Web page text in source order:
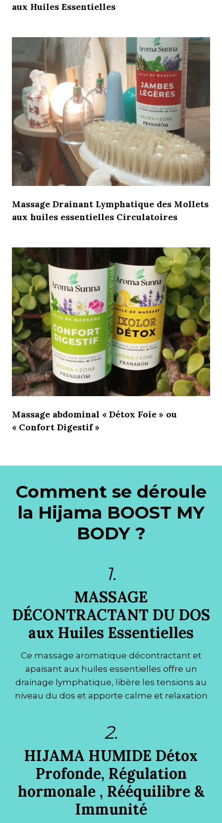
aux Huiles Essentielles
Massage Drainant Lymphatique des Mollets
aux huiles essentielles Circulatoires
Massage abdominal « Détox Foie » ou
« Confort Digestif »
Comment se déroule
la Hijama BOOST MY
BODY ?
1.
MASSAGE
DÉCONTRACTANT DU DOS
aux Huiles Essentielles
Ce massage aromatique décontractant et
apaisant aux huiles essentielles offre un
drainage lymphatique, libère les tensions au
niveau du dos et apporte calme et relaxation
2.
HIJAMA HUMIDE Détox
Profonde, Régulation
hormonale , Rééquilibre &
Immunité